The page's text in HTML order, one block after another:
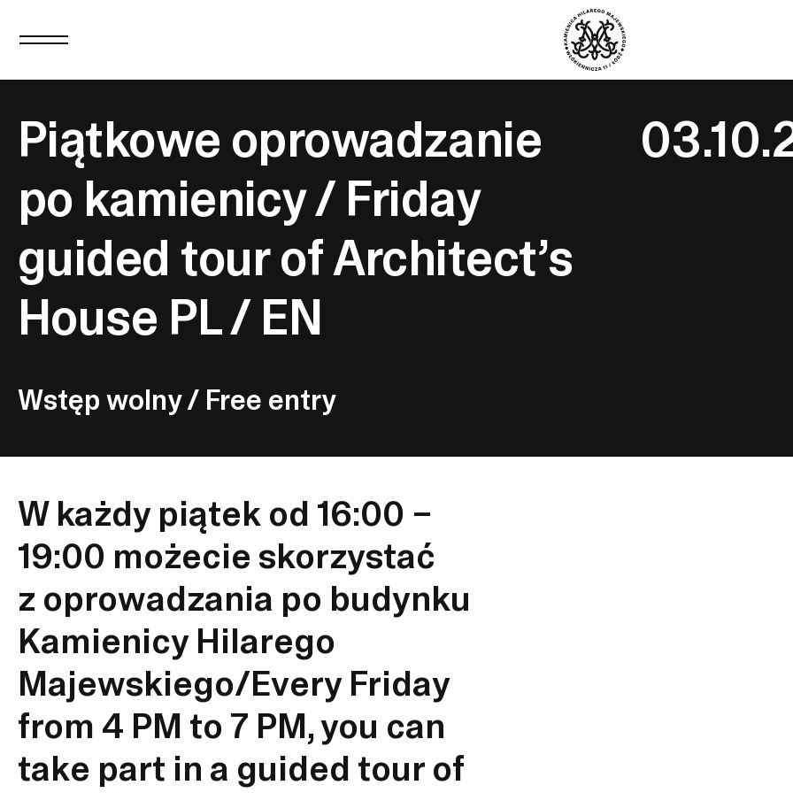
Piątkowe oprowadzanie
po kamienicy / Friday
guided tour of Architect’s
House PL / EN
Wstęp wolny / Free entry
W każdy piątek od 16:00 –
19:00 możecie skorzystać
z oprowadzania po budynku
Kamienicy Hilarego
Majewskiego/Every Friday
from 4 PM to 7 PM, you can
take part in a guided tour of